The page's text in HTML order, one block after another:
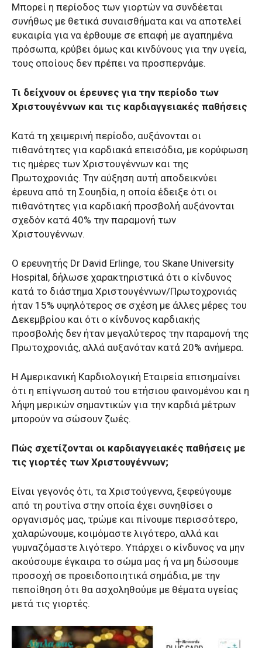
Μπορεί η περίοδος των γιορτών να συνδέεται
συνήθως με θετικά συναισθήματα και να αποτελεί
ευκαιρία για να έρθουμε σε επαφή με αγαπημένα
πρόσωπα, κρύβει όμως και κινδύνους για την υγεία,
τους οποίους δεν πρέπει να προσπερνάμε.
Τι δείχνουν οι έρευνες για την περίοδο των
Χριστουγέννων και τις καρδιαγγειακές παθήσεις
Κατά τη χειμερινή περίοδο, αυξάνονται οι
πιθανότητες για καρδιακά επεισόδια, με κορύφωση
τις ημέρες των Χριστουγέννων και της
Πρωτοχρονιάς. Την αύξηση αυτή αποδεικνύει
έρευνα από τη Σουηδία, η οποία έδειξε ότι οι
πιθανότητες για καρδιακή προσβολή αυξάνονται
σχεδόν κατά 40% την παραμονή των
Χριστουγέννων.
Ο ερευνητής Dr David Erlinge, του Skane University
Hospital, δήλωσε χαρακτηριστικά ότι ο κίνδυνος
κατά το διάστημα Χριστουγέννων/Πρωτοχρονιάς
ήταν 15% υψηλότερος σε σχέση με άλλες μέρες του
Δεκεμβρίου και ότι ο κίνδυνος καρδιακής
προσβολής δεν ήταν μεγαλύτερος την παραμονή της
Πρωτοχρονιάς, αλλά αυξανόταν κατά 20% ανήμερα.
Η Αμερικανική Καρδιολογική Εταιρεία επισημαίνει
ότι η επίγνωση αυτού του ετήσιου φαινομένου και η
λήψη μερικών σημαντικών για την καρδιά μέτρων
μπορούν να σώσουν ζωές.
Πώς σχετίζονται οι καρδιαγγειακές παθήσεις με
τις γιορτές των Χριστουγέννων;
Είναι γεγονός ότι, τα Χριστούγεννα, ξεφεύγουμε
από τη ρουτίνα στην οποία έχει συνηθίσει ο
οργανισμός μας, τρώμε και πίνουμε περισσότερο,
χαλαρώνουμε, κοιμόμαστε λιγότερο, αλλά και
γυμναζόμαστε λιγότερο. Υπάρχει ο κίνδυνος να μην
ακούσουμε έγκαιρα το σώμα μας ή να μη δώσουμε
προσοχή σε προειδοποιητικά σημάδια, με την
πεποίθηση ότι θα ασχοληθούμε με θέματα υγείας
μετά τις γιορτές.